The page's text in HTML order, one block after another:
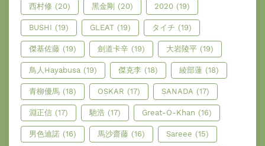
西村修 (20) 黑金剛 (20) 2020 (19)
BUSHI (19) GLEAT (19) タイチ (19)
傑基佐藤 (19) 劍道卡辛 (19) 大岩陵平 (19)
鳥人Hayabusa (19) 傑克李 (18) 綾部蓮 (18)
青柳優馬 (18) OSKAR (17) SANADA (17)
淵正信 (17) 馳浩 (17) Great-O-Khan (16)
男色迪諾 (16) 馬沙齋藤 (16) Sareee (15)